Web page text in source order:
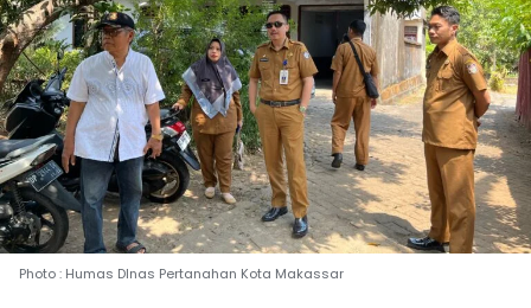
Photo : Humas DInas Pertanahan Kota Makassar